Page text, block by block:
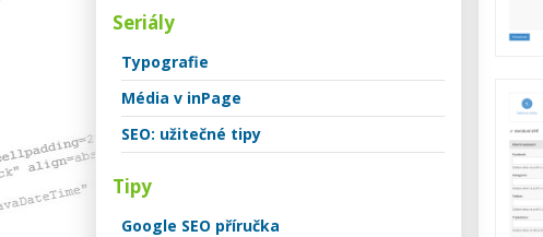
Seriály
Typografie
Média v inPage
SEO: užitečné tipy
Tipy
Google SEO příručka